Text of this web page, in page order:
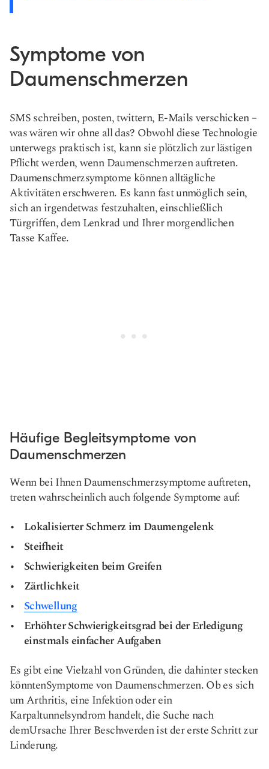
Symptome von
Daumenschmerzen
SMS schreiben, posten, twittern, E-Mails verschicken –
was wären wir ohne all das? Obwohl diese Technologie
unterwegs praktisch ist, kann sie plötzlich zur lästigen
Pflicht werden, wenn Daumenschmerzen auftreten.
Daumenschmerzsymptome können alltägliche
Aktivitäten erschweren. Es kann fast unmöglich sein,
sich an irgendetwas festzuhalten, einschließlich
Türgriffen, dem Lenkrad und Ihrer morgendlichen
Tasse Kaffee.
Häufige Begleitsymptome von
Daumenschmerzen
Wenn bei Ihnen Daumenschmerzsymptome auftreten,
treten wahrscheinlich auch folgende Symptome auf:
Lokalisierter Schmerz im Daumengelenk
Steifheit
Schwierigkeiten beim Greifen
Zärtlichkeit
Schwellung
Erhöhter Schwierigkeitsgrad bei der Erledigung
einstmals einfacher Aufgaben
Es gibt eine Vielzahl von Gründen, die dahinter stecken
könntenSymptome von Daumenschmerzen. Ob es sich
um Arthritis, eine Infektion oder ein
Karpaltunnelsyndrom handelt, die Suche nach
demUrsache Ihrer Beschwerdenist der erste Schritt zur
Linderung.